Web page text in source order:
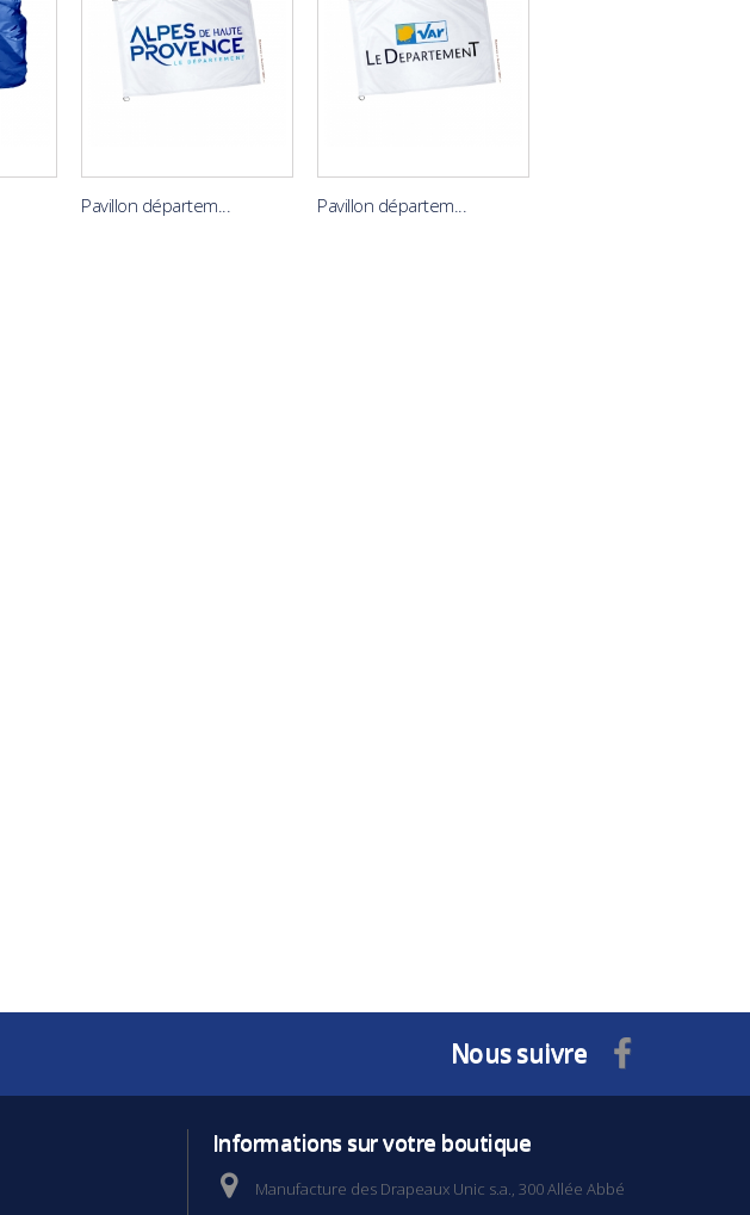
Pavillon départem... Pavillon départem...
Nous suivre
Informations sur votre boutique
Manufacture des Drapeaux Unic s.a., 300 Allée Abbé